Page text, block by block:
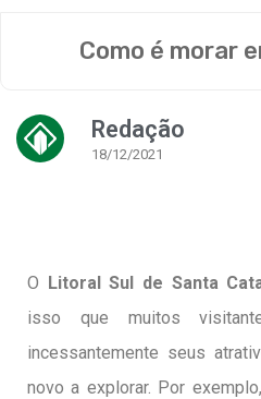
Como é morar
Redação
18/12/2021
O Litoral Sul de Santa
isso que muitos
incessantemente seus
novo a explorar. Por